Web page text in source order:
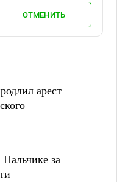
ОТМЕНИТЬ
арест
за